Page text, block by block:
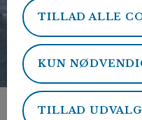
TILLAD ALLE
KUN
TILLAD